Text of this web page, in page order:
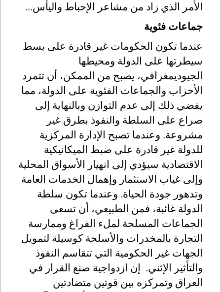
الأمر الذي زاد من مشاعر الإحباط واليأس...
جماعات فئوية
عندما تكون الحكومات غير قادرة على بسط
سيطرتها على الدولة ومحيطها
الجيوديمغرافي، يصبح من الممكن، أن تتمرد
الأحزاب والجماعات الفئوية على الدولة، مما
يفضي ذلك إلى عدم التوازن وبالنهاية إلى
صراع على السلطة والنفوذ بطرق غير
مشروعة. وعندما تصبح الإدارة المركزية
للدولة غير قادرة على ضبط الميكانيكية
الاقتصادية سيؤدي إلى انهيار الأسواق المحلية
وإلى غياب الاستثمار وإهمال الخدمات العامة
وتدهور جودة الحياة. وعندما تكون سلطة
الدولة غائبة، فمن الطبيعي، أن تسعى
الجماعات المسلحة لملء الفراغ وممارسة
التجارة بالمخدرات والأسلحة كوسيلة لتمويل
الجهات غير الحكومية التي تتقاسم النفوذ
والتأثير الإثني. إن ازدواجية صنع القرار في
العراق وتمركزه بين قوتين متضادتين